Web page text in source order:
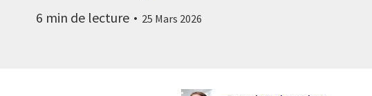
6 min de lecture 25 Mars 2026